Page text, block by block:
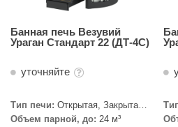
Банная печь Везувий
Ураган Стандарт 22 (ДТ-4С)
уточняйте
Тип печи: Открытая, Закрытая,
Сетка
Объем парной, до: 24 м³